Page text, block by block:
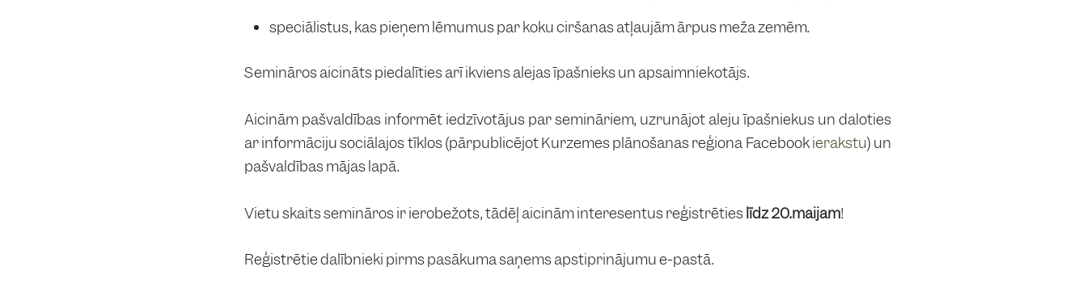
speciālistus, kas pieņem lēmumus par koku ciršanas atļaujām ārpus meža zemēm.
Semināros aicināts piedalīties arī ikviens alejas īpašnieks un apsaimniekotājs.
Aicinām pašvaldības informēt iedzīvotājus par semināriem, uzrunājot aleju īpašniekus un daloties
ar informāciju sociālajos tīklos (pārpublicējot Kurzemes plānošanas reģiona Facebookierakstu) un
pašvaldības mājas lapā.
Vietu skaits semināros ir ierobežots, tādēļ aicinām interesentus reģistrētieslīdz 20.maijam!
Reģistrētie dalībnieki pirms pasākuma saņems apstiprinājumu e-pastā.